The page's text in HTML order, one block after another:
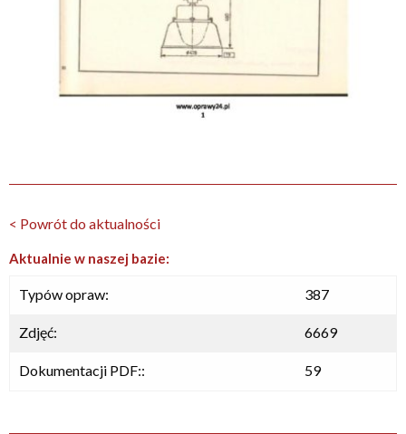
< Powrót do aktualności
Aktualnie w naszej bazie:
Typów opraw: 387
Zdjęć: 6669
Dokumentacji PDF:: 59